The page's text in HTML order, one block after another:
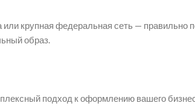
крупная федеральная сеть — правильно
образ.
подход к оформлению вашего